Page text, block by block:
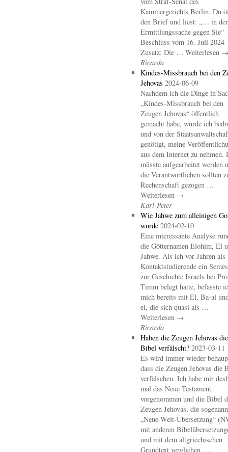
Kammergerichts Berlin. Du
den Brief und liest: „… in der
Ermittlungssache gegen Sie“
Beschluss vom 16. Juli 2024
Zusatz: Die … Weiterlesen →
Ricarda
Kindes-Missbrauch bei den
Jehovas 2024-06-09
Nachdem ich die Dinge in
„Kindes-Missbrauch bei den
Zeugen Jehovas“ öffentlich
gemacht habe, wurde ich
und von der
genötigt, meine
aus dem Internet zu nehmen.
müsste aufgearbeitet werden
die Verantwortlichen sollten
Rechenschaft gezogen …
Weiterlesen →
Karl-Peter
Wie Jahwe zum alleinigen
wurde 2024-02-10
Eine interessante Analyse
die Götternamen Elohim, El
Jahwe. Als ich vor Jahren als
Kontaktstudierende ein
zur Geschichte Israels bei
Timm belegt hatte, befasste
mich bereits mit El, Ba-al
el, die sich quasi als …
Weiterlesen →
Ricarda
Haben die Zeugen Jehovas die
Bibel verfälscht? 2023-03-11
Es wird immer wieder
dass die Zeugen Jehovas die
verfälschen. Ich habe mir
mal das Neue Testament
vorgenommen und die Bibel
Zeugen Jehovas, die
„Neue-Welt-Übersetzung“
mit anderen
und mit dem altgriechischen
Grundtext verglichen. …